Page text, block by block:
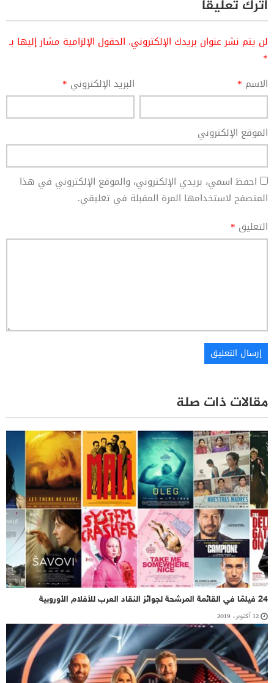
اترك تعليقاً
لن يتم نشر عنوان بريدك الإلكتروني. الحقول الإلزامية مشار إليها بـ
*
الاسم * البريد الإلكتروني *
الموقع الإلكتروني
احفظ اسمي، بريدي الإلكتروني، والموقع الإلكتروني في هذا
المتصفح لاستخدامها المرة المقبلة في تعليقي.
التعليق *
مقالات ذات صلة
24 فيلمًا في القائمة المرشحة لجوائز النقاد العرب للأفلام الأوروبية
12 أكتوبر، 2019